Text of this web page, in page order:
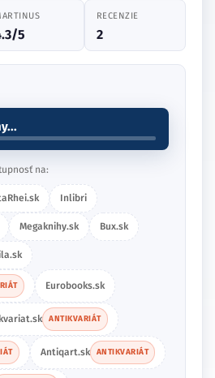
5
RECENZIE
2
na:
Inlibri
Megaknihy.sk Bux.sk
Eurobooks.sk
ANTIKVARIÁT
Antiqart.sk ANTIKVARIÁT